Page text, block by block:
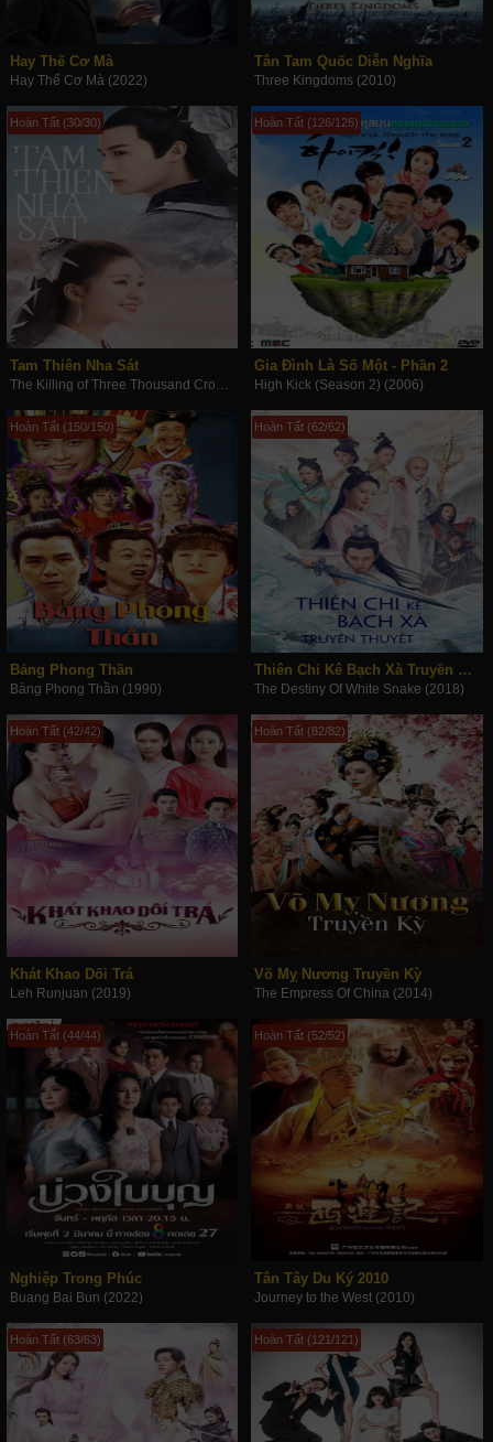
Hay Thế Cơ Mà
Hay Thế Cơ Mà (2022)
Tân Tam Quốc Diễn Nghĩa
Three Kingdoms (2010)
Hoàn Tất (30/30)
Tam Thiên Nha Sát
The Killing of Three Thousand Crows (2020)
Hoàn Tất (126/126)
Gia Đình Là Số Một - Phần 2
High Kick (Season 2) (2006)
Hoàn Tất (150/150)
Bảng Phong Thần
Bảng Phong Thần (1990)
Hoàn Tất (62/62)
Thiên Chi Kê Bạch Xà Truyền Thuyết
The Destiny Of White Snake (2018)
Hoàn Tất (42/42)
Khát Khao Dối Trá
Leh Runjuan (2019)
Hoàn Tất (82/82)
Võ Mỵ Nương Truyền Kỳ
The Empress Of China (2014)
Hoàn Tất (44/44)
Nghiệp Trong Phúc
Buang Bai Bun (2022)
Hoàn Tất (52/52)
Tân Tây Du Ký 2010
Journey to the West (2010)
Hoàn Tất (63/63) Hoàn Tất (121/121)